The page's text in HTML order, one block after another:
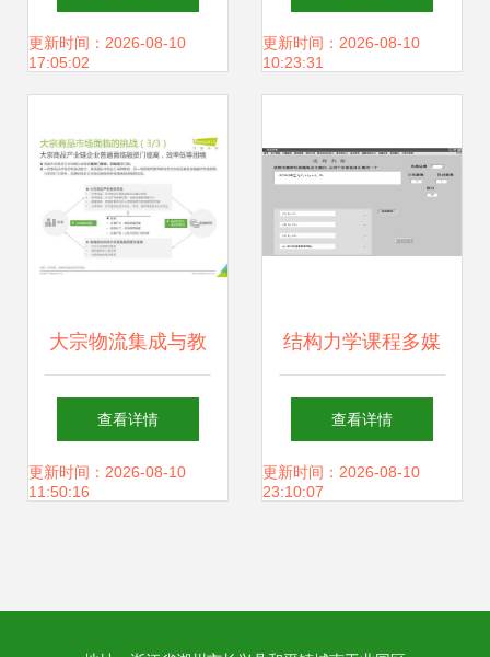
设计与开发 教育软
更新时间：2026-08-10
17:05:02
发 从应用到价值
更新时间：2026-08-10
10:23:31
大宗物流集成与教
育智慧 艾瑞咨询视
角下的2020年研究
查看详情
更新时间：2026-08-10
11:50:16
结构力学课程多媒
体辅助教学软件的
研发与应用 教育软
查看详情
更新时间：2026-08-10
23:10:07